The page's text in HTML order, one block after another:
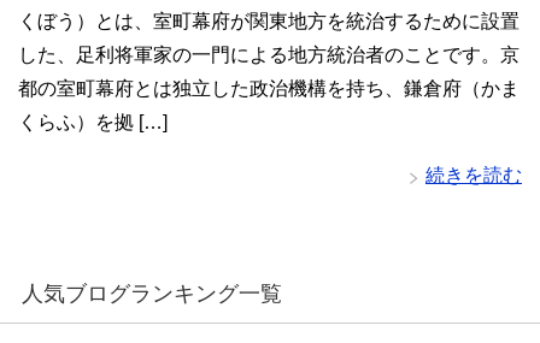
くぼう）とは、室町幕府が関東地方を統治するために設置
した、足利将軍家の一門による地方統治者のことです。京
都の室町幕府とは独立した政治機構を持ち、鎌倉府（かま
くらふ）を拠 […]
続きを読む
人気ブログランキング一覧